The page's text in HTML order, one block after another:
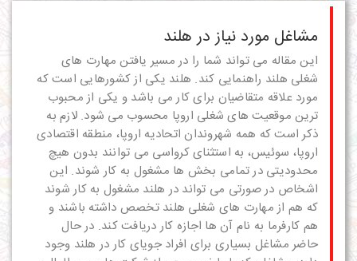
مشاغل مورد نیاز در هلند
این مقاله می تواند شما را در مسیر یافتن مهارت های
شغلی هلند راهنمایی کند. هلند یکی از کشورهایی است که
مورد علاقه متقاضیان برای کار می باشد و یکی از محبوب
ترین موقعیت های شغلی اروپا محسوب می شود. لازم به
ذکر است که همه شهروندان اتحادیه اروپا، منطقه اقتصادی
اروپا، سوئیس، به استثنای کرواسی می توانند بدون هیچ
محدودیتی در تمامی بخش ها مشغول به کار شوند. این
اشخاص در صورتی می تواند در هلند مشغول به کار شوند
که هم از مهارت های شغلی هلند تخصص داشته باشند و
هم کارفرما به نام آن ها اجازه کار دریافت کند. در حال
حاضر مشاغل بسیاری برای افراد جویای کار در هلند وجود